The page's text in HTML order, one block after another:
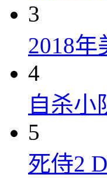
3
2018
4
自杀小
5
死侍2